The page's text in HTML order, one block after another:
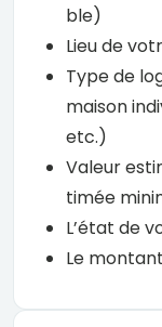
ble)
Lieu de
Type de
maison
etc.)
Valeur
timée
L’état de
Le montant